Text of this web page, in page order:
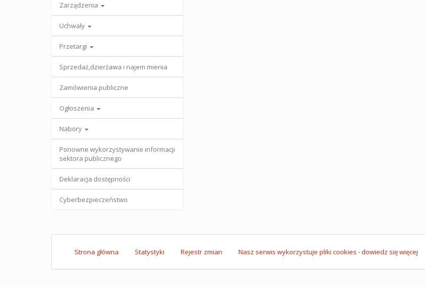
Zarządzenia
Uchwały
Przetargi
Sprzedaż,dzierżawa i najem mienia
Zamówienia publiczne
Ogłoszenia
Nabory
Ponowne wykorzystywanie informacji
sektora publicznego
Deklaracja dostępności
Cyberbezpieczeństwo
Strona główna Statystyki Rejestr zmian Nasz serwis wykorzystuje pliki cookies - dowiedz się więcej